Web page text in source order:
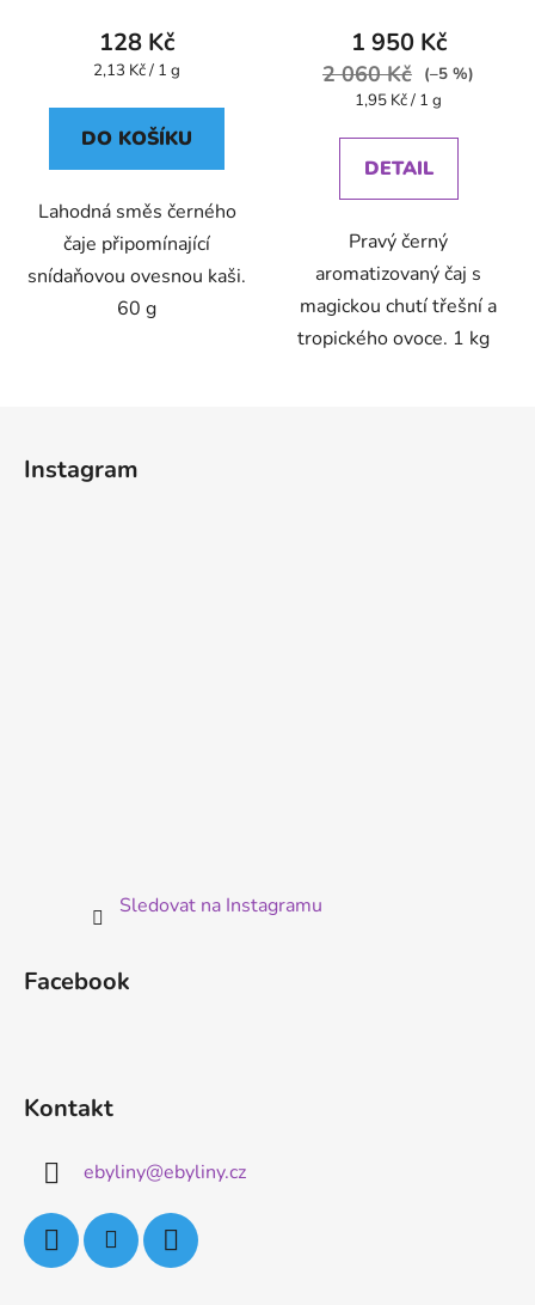
128 Kč
Měrná
2,13 Kč / 1 g
DO KOŠÍKU
Lahodná směs černého
čaje připomínající
snídaňovou ovesnou kaši.
60 g
1 950 Kč
2 060 Kč
(–5 %)
Měrná
1,95 Kč / 1 g
DETAIL
Pravý černý
aromatizovaný čaj s
magickou chutí třešní a
tropického ovoce. 1 kg
Instagram
Sledovat na Instagramu
Facebook
Kontakt
ebyliny@ebyliny.cz